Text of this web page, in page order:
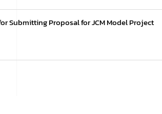
Submitting Proposal for JCM Model Project